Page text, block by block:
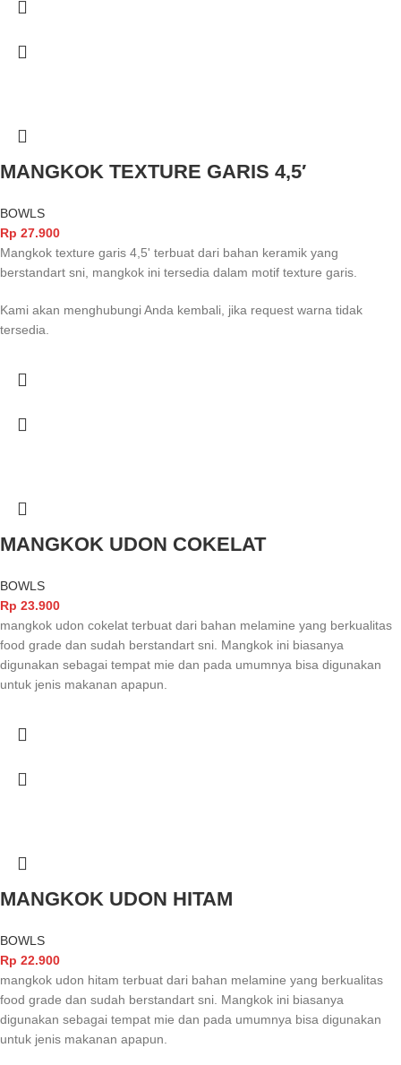
MANGKOK TEXTURE GARIS 4,5′
BOWLS
Rp 27.900
Mangkok texture garis 4,5' terbuat dari bahan keramik yang
berstandart sni, mangkok ini tersedia dalam motif texture garis.
Kami akan menghubungi Anda kembali, jika request warna tidak
tersedia.
MANGKOK UDON COKELAT
BOWLS
Rp 23.900
mangkok udon cokelat terbuat dari bahan melamine yang berkualitas
food grade dan sudah berstandart sni. Mangkok ini biasanya
digunakan sebagai tempat mie dan pada umumnya bisa digunakan
untuk jenis makanan apapun.
MANGKOK UDON HITAM
BOWLS
Rp 22.900
mangkok udon hitam terbuat dari bahan melamine yang berkualitas
food grade dan sudah berstandart sni. Mangkok ini biasanya
digunakan sebagai tempat mie dan pada umumnya bisa digunakan
untuk jenis makanan apapun.